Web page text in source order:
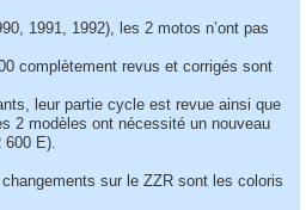
1991, 1992), les 2 motos n’ont pas
complètement revus et corrigés sont
leur partie cycle est revue ainsi que
2 modèles ont nécessité un nouveau
E).
sur le ZZR sont les coloris